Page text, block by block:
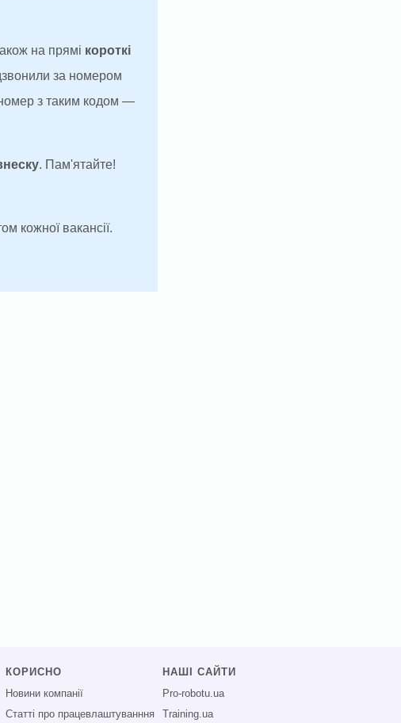
на прямі короткі
за номером
з таким кодом —
. Пам'ятайте!
кожної вакансії.
КОРИСНО
Новини компанії
Статті про працевлаштуванння
НАШІ САЙТИ
Pro-robotu.ua
Training.ua